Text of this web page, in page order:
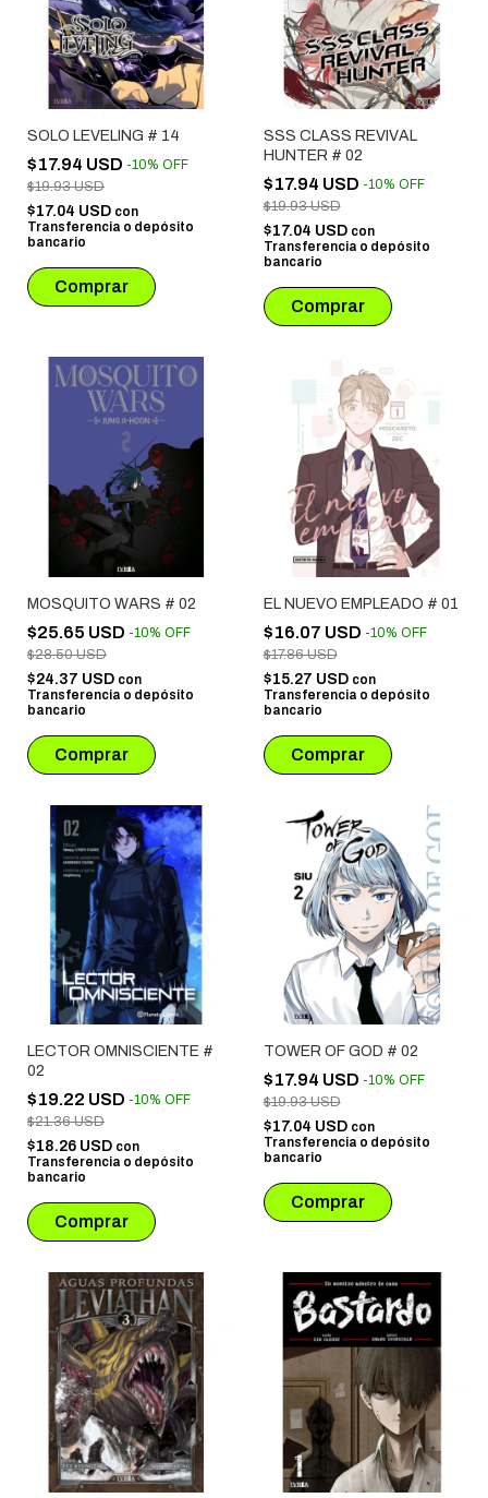
SOLO LEVELING # 14
$17.94 USD -10% OFF
$19.93 USD
$17.04 USD con
Transferencia o depósito
bancario
SSS CLASS REVIVAL
HUNTER # 02
$17.94 USD -10% OFF
$19.93 USD
$17.04 USD con
Transferencia o depósito
bancario
MOSQUITO WARS # 02
$25.65 USD -10% OFF
$28.50 USD
$24.37 USD con
Transferencia o depósito
bancario
EL NUEVO EMPLEADO # 01
$16.07 USD -10% OFF
$17.86 USD
$15.27 USD con
Transferencia o depósito
bancario
LECTOR OMNISCIENTE #
02
$19.22 USD -10% OFF
$21.36 USD
$18.26 USD con
Transferencia o depósito
bancario
TOWER OF GOD # 02
$17.94 USD -10% OFF
$19.93 USD
$17.04 USD con
Transferencia o depósito
bancario